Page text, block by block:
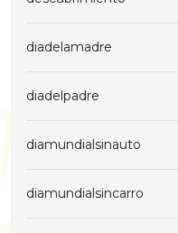
diadelamadre
diadelpadre
diamundialsinauto
diamundialsincarro